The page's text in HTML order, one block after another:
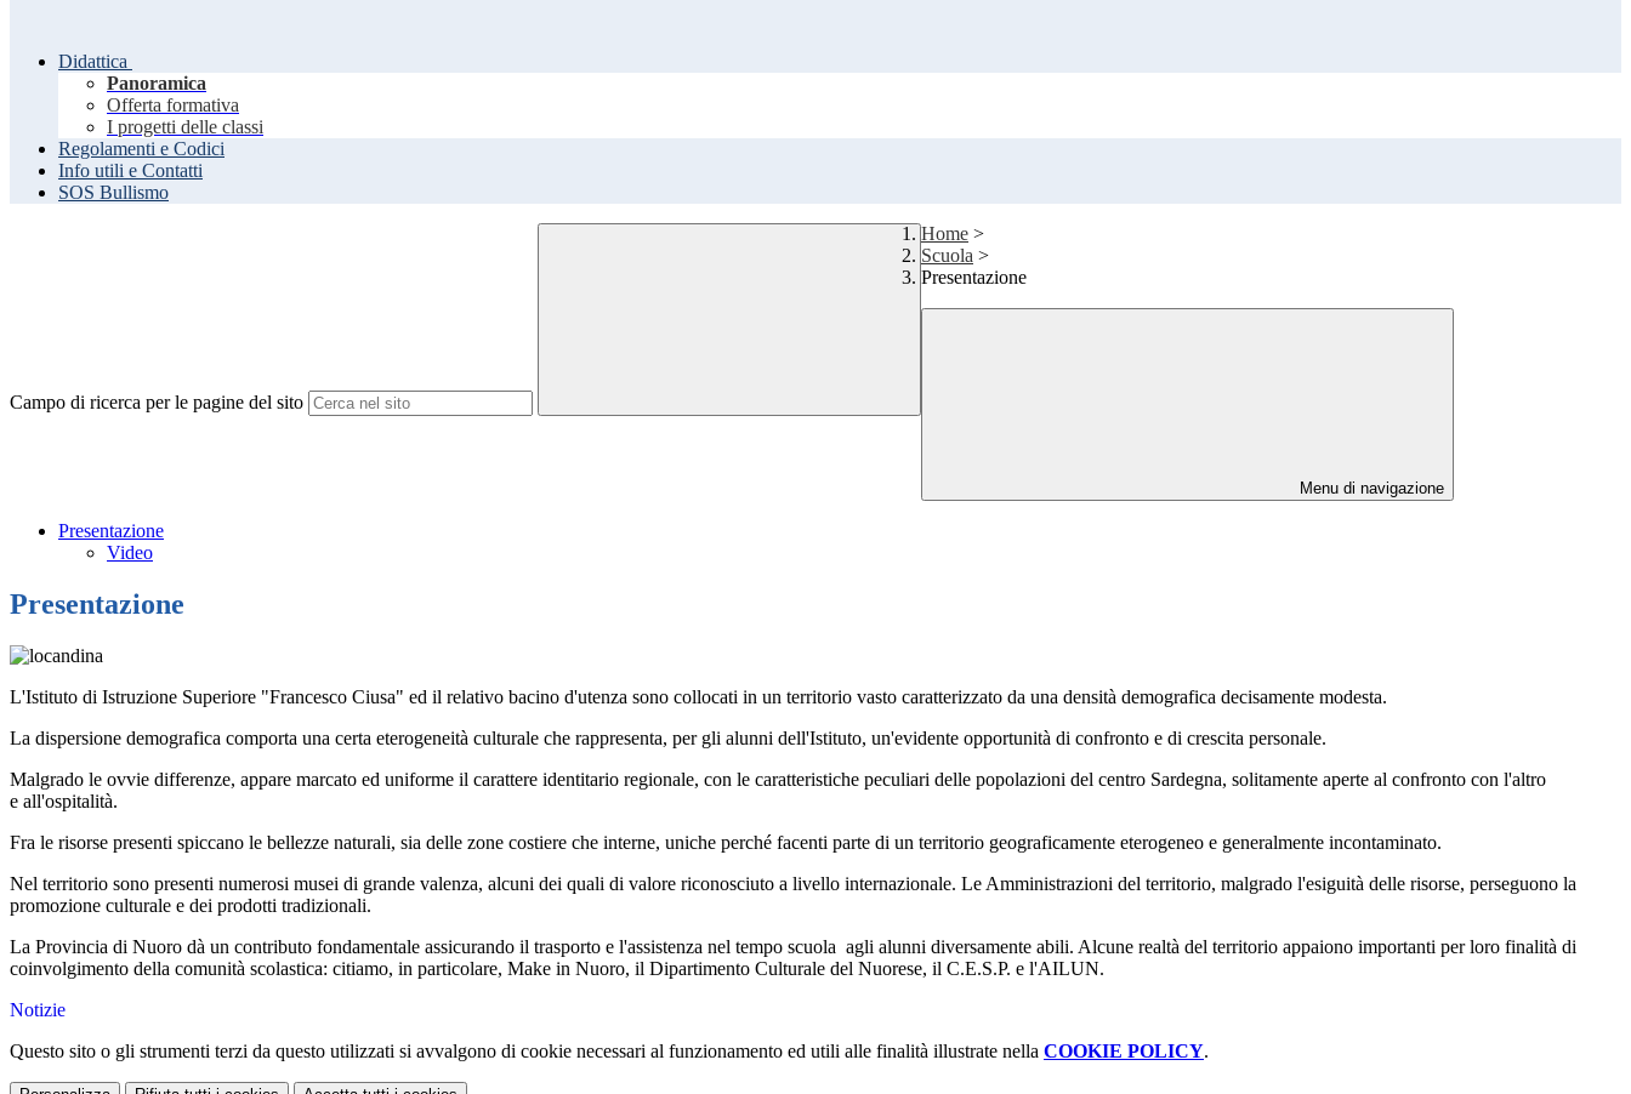
Didattica
Panoramica
Offerta formativa
I progetti delle classi
Regolamenti e Codici
Info utili e Contatti
SOS Bullismo
Campo di ricerca per le pagine del sito
Home >
Scuola >
Presentazione
Menu di navigazione
Presentazione
Video
Presentazione
L'Istituto di Istruzione Superiore "Francesco Ciusa" ed il relativo bacino d'utenza sono collocati in un territorio vasto caratterizzato da una densità demografica decisamente modesta.
La dispersione demografica comporta una certa eterogeneità culturale che rappresenta, per gli alunni dell'Istituto, un'evidente opportunità di confronto e di crescita personale.
Malgrado le ovvie differenze, appare marcato ed uniforme il carattere identitario regionale, con le caratteristiche peculiari delle popolazioni del centro Sardegna, solitamente aperte al confronto con l'altro
e all'ospitalità.
Fra le risorse presenti spiccano le bellezze naturali, sia delle zone costiere che interne, uniche perché facenti parte di un territorio geograficamente eterogeneo e generalmente incontaminato.
Nel territorio sono presenti numerosi musei di grande valenza, alcuni dei quali di valore riconosciuto a livello internazionale. Le Amministrazioni del territorio, malgrado l'esiguità delle risorse, perseguono la
promozione culturale e dei prodotti tradizionali.
La Provincia di Nuoro dà un contributo fondamentale assicurando il trasporto e l'assistenza nel tempo scuola agli alunni diversamente abili. Alcune realtà del territorio appaiono importanti per loro finalità di
coinvolgimento della comunità scolastica: citiamo, in particolare, Make in Nuoro, il Dipartimento Culturale del Nuorese, il C.E.S.P. e l'AILUN.
Notizie
Questo sito o gli strumenti terzi da questo utilizzati si avvalgono di cookie necessari al funzionamento ed utili alle finalità illustrate nella COOKIE POLICY.